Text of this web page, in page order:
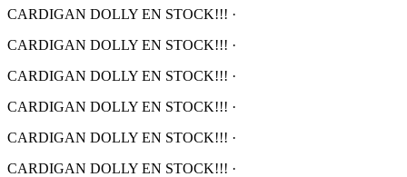
CARDIGAN DOLLY EN STOCK!!! ·
CARDIGAN DOLLY EN STOCK!!! ·
CARDIGAN DOLLY EN STOCK!!! ·
CARDIGAN DOLLY EN STOCK!!! ·
CARDIGAN DOLLY EN STOCK!!! ·
CARDIGAN DOLLY EN STOCK!!! ·